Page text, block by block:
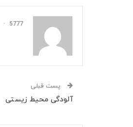
5777 پست
پست قبلی
آلودگی محیط زیستی